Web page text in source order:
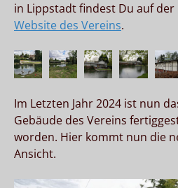
in Lippstadt findest Du auf der
Website des Vereins.
Im Letzten Jahr 2024 ist nun
Gebäude des Vereins
worden. Hier kommt nun die
Ansicht.